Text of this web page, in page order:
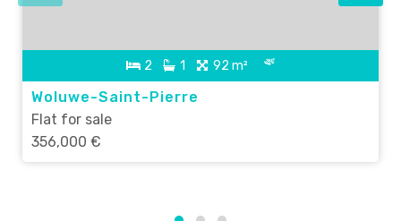
2 1 92 m²
Woluwe-Saint-Pierre
Flat for sale
356,000 €